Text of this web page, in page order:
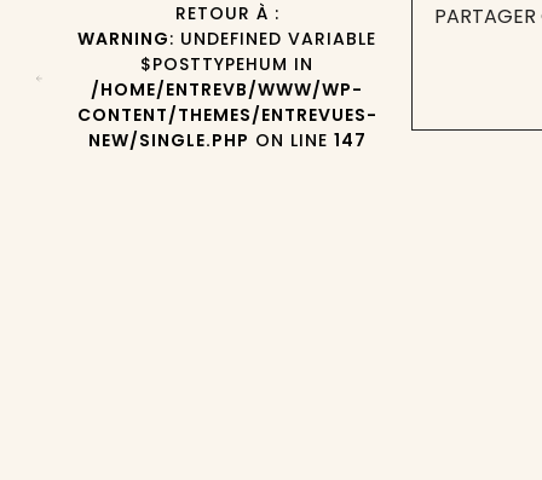
RETOUR À :
WARNING: UNDEFINED VARIABLE
$POSTTYPEHUM IN
/HOME/ENTREVB/WWW/WP-
CONTENT/THEMES/ENTREVUES-
NEW/SINGLE.PHP ON LINE 147